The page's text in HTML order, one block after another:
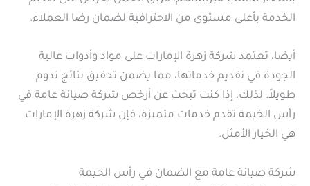
الخدمة بأعلى مستوى من الاحترافية لضمان رضا العملاء.
أيضا، تعتمد شركة زهرة الإمارات على مواد وأدوات عالية
الجودة في تقديم خدماتها، مما يضمن تحقيق نتائج تدوم
طويلاً. لذلك، إذا كنت تبحث عن أرخص شركة صيانة عامة في
رأس الخيمة تقدم خدمات متميزة، فإن شركة زهرة الإمارات
هي الخيار الأمثل.
شركة صيانة عامة مع الضمان في رأس الخيمة